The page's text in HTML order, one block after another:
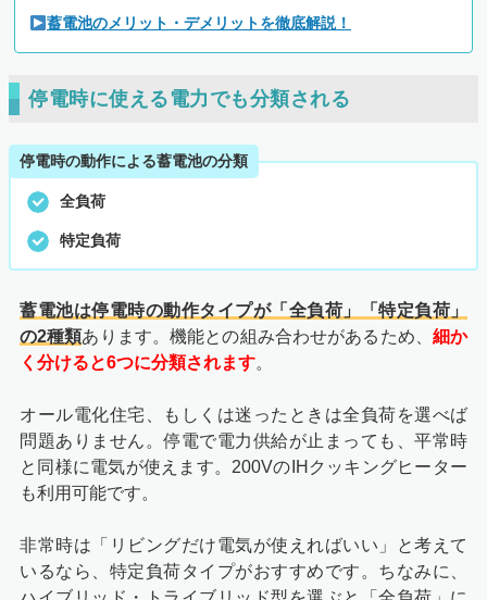
蓄電池のメリット・デメリットを徹底解説！
停電時に使える電力でも分類される
停電時の動作による蓄電池の分類
全負荷
特定負荷
蓄電池は停電時の動作タイプが「全負荷」「特定負荷」
の2種類あります。機能との組み合わせがあるため、 細か
く分けると6つに分類されます。
オール電化住宅、もしくは迷ったときは全負荷を選べば
問題ありません。停電で電力供給が止まっても、平常時
と同様に電気が使えます。200VのIHクッキングヒーター
も利用可能です。
非常時は「リビングだけ電気が使えればいい」と考えて
いるなら、特定負荷タイプがおすすめです。ちなみに、